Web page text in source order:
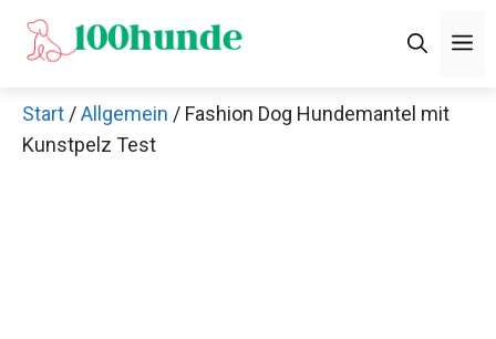
Zum
Inhalt
Start /Allgemein / Fashion Dog Hundemantel mit
Kunstpelz Test